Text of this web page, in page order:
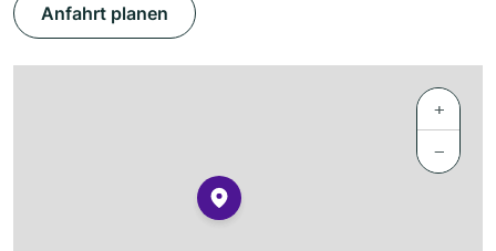
Anfahrt planen
+
−